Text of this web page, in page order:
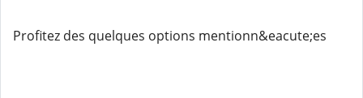
Profitez des quelques options mentionn&eacute;es